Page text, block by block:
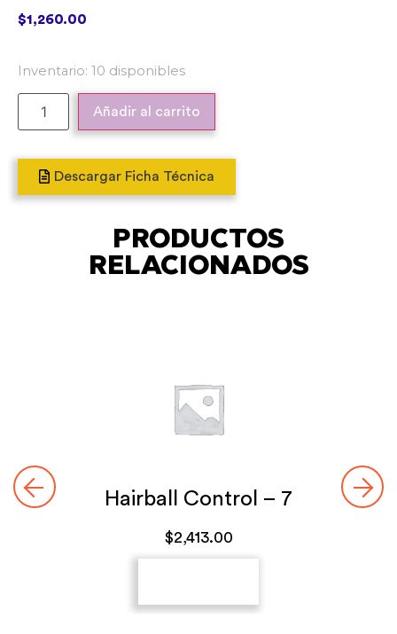
$1,260.00
10 disponibles
Añadir al carrito
Descargar Ficha Técnica
PRODUCTOS
RELACIONADOS
Hairball Control – 7
2,413.00